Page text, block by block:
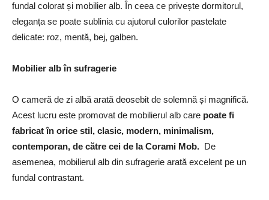
fundal colorat și mobilier alb. În ceea ce privește dormitorul,
eleganța se poate sublinia cu ajutorul culorilor pastelate
delicate: roz, mentă, bej, galben.
Mobilier alb în sufragerie
O cameră de zi albă arată deosebit de solemnă și magnifică.
Acest lucru este promovat de mobilierul alb care poate fi
fabricat în orice stil, clasic, modern, minimalism,
contemporan, de către cei de la Corami Mob. De
asemenea, mobilierul alb din sufragerie arată excelent pe un
fundal contrastant.